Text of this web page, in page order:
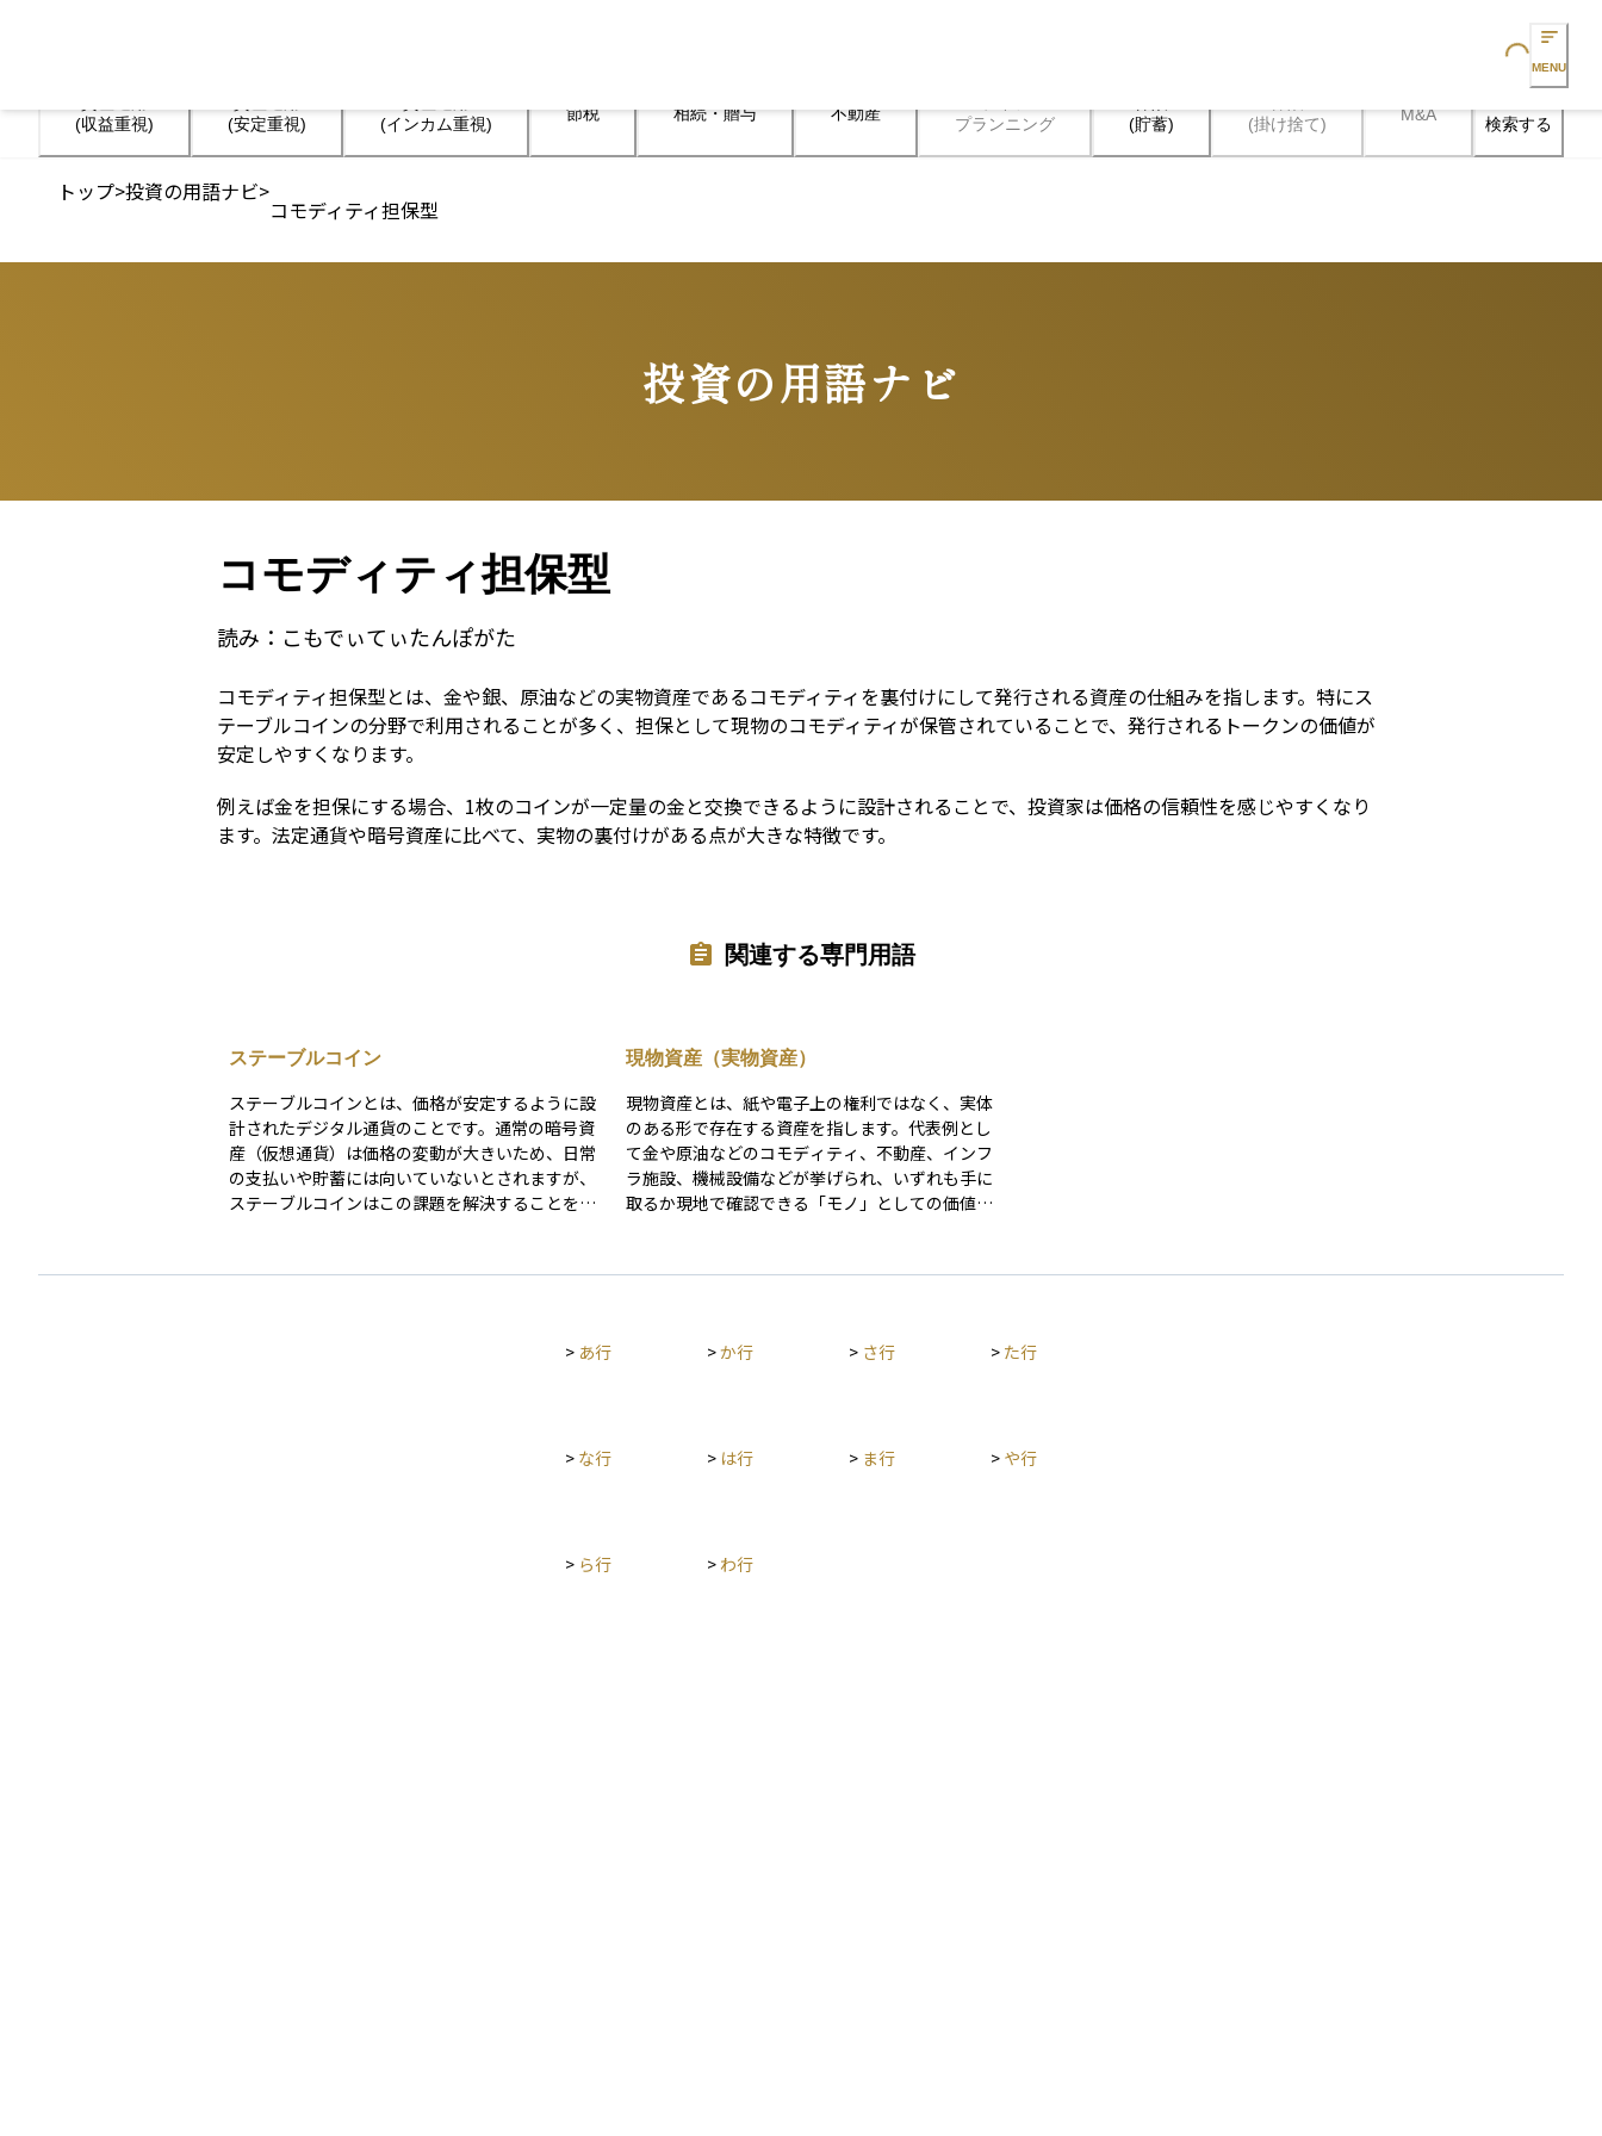
Loading...
MENU
(収益重視)
(安定重視)
(インカム重視)
節税 相続・贈与 不動産
プランニング
(貯蓄)
(掛け捨て)
M&A 検索する
トップ>投資の用語ナビ>
コモディティ担保型
投資の用語ナビ
Terms
コモディティ担保型
読み： こもでぃてぃたんぽがた
コモディティ担保型とは、金や銀、原油などの実物資産であるコモディティを裏付けにして発行される資産の仕組みを指します。特にス
テーブルコインの分野で利用されることが多く、担保として現物のコモディティが保管されていることで、発行されるトークンの価値が
安定しやすくなります。
例えば金を担保にする場合、1枚のコインが一定量の金と交換できるように設計されることで、投資家は価格の信頼性を感じやすくなり
ます。法定通貨や暗号資産に比べて、実物の裏付けがある点が大きな特徴です。
関連する専門用語
ステーブルコイン
ステーブルコインとは、価格が安定するように設
計されたデジタル通貨のことです。通常の暗号資
産（仮想通貨）は価格の変動が大きいため、日常
の支払いや貯蓄には向いていないとされますが、
ステーブルコインはこの課題を解決することを目
比率で価値を保つよう設計されており、たとえば
そのため、暗号資産の技術的な利便性を維持しな
つ、ブロックチェーン技術の恩恵を受けたいと考
現物資産（実物資産）
現物資産とは、紙や電子上の権利ではなく、実体
のある形で存在する資産を指します。代表例とし
て金や原油などのコモディティ、不動産、インフ
ラ施設、機械設備などが挙げられ、いずれも手に
取るか現地で確認できる「モノ」としての価値を
選ばれる一方、市場規模や取引手続きの複雑さか
有効ですが、流動性や保管コスト、地域の規制と
> あ行 >か行 > さ行 > た行
> な行 > は行 > ま行 > や行
> ら行 > わ行